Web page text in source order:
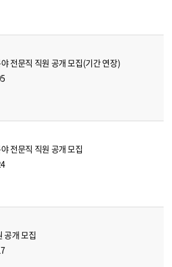
전문직 직원 공개 모집(기간 연장)
전문직 직원 공개 모집
공개 모집